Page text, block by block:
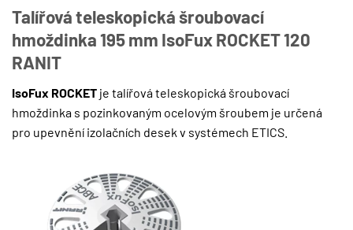
Talířová teleskopická šroubovací
hmoždinka195 mm IsoFux ROCKET 120
RANIT
IsoFux ROCKET je talířová teleskopická šroubovací
hmoždinka s pozinkovaným ocelovým šroubem je určená
pro upevnění izolačních desek v systémech ETICS.